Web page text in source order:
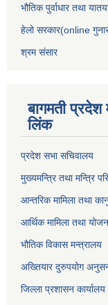
भौतिक पुर्वाधार तथा
हेलो सरकार(online
श्रम संसार
बागमती प्रदेश
लिंक
प्रदेश सभा सचिवालय
मुख्यमन्त्रि तथा मन्त्रि
आन्तरिक मामिला तथा
आर्थिक मामिला तथा
भौतिक विकास मन्त्रालय
अख्तियार दुरुपयोग
जिल्ला प्रशासन कार्यालय